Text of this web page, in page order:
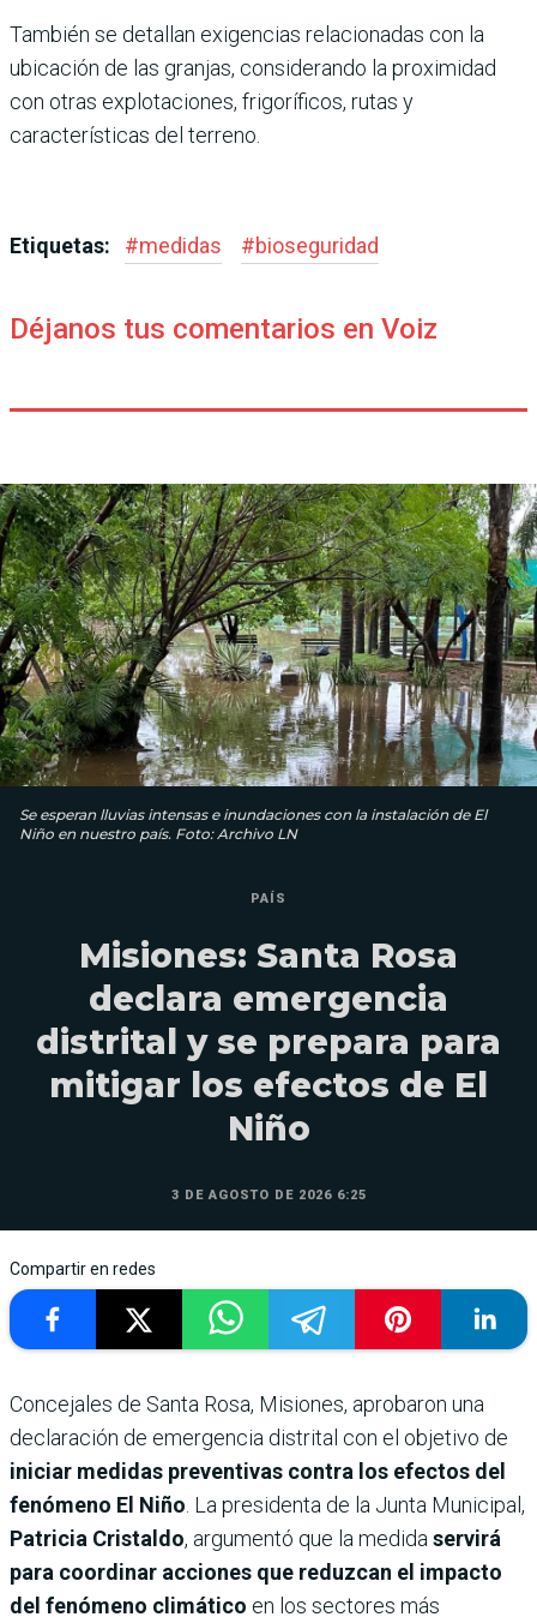
También se detallan exigencias relacionadas con la
ubicación de las granjas, considerando la proximidad
con otras explotaciones, frigoríficos, rutas y
características del terreno.
Etiquetas: #medidas #bioseguridad
Déjanos tus comentarios en Voiz
Se esperan lluvias intensas e inundaciones con la instalación de El
Niño en nuestro país. Foto: Archivo LN
PAÍS
Misiones: Santa Rosa
declara emergencia
distrital y se prepara para
mitigar los efectos de El
Niño
3 DE AGOSTO DE 2026 6:25
Compartir en redes
Concejales de Santa Rosa, Misiones, aprobaron una
declaración de emergencia distrital con el objetivo de
iniciar medidas preventivas contra los efectos del
fenómeno El Niño . La presidenta de la Junta Municipal,
Patricia Cristaldo, argumentó que la medida servirá
para coordinar acciones que reduzcan el impacto
del fenómeno climático en los sectores más